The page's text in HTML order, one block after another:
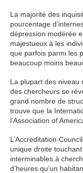
La majorité des
pourcentage
dépression modérée
majestueux à les
que parfois parmi les
beaucoup moins
La plupart des niveau
des chercheurs se
grand nombre de
trouve que la
l’Association of
L’Accreditation
unique droite
interminables à
d’heures qu’un